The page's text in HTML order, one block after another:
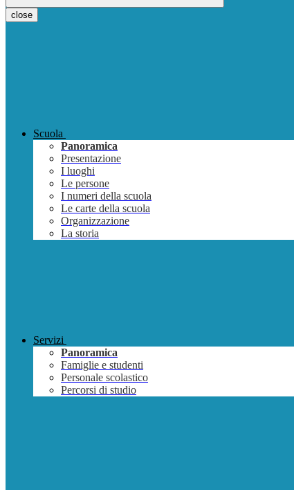
close
Scuola
Panoramica
Presentazione
I luoghi
Le persone
I numeri della scuola
Le carte della scuola
Organizzazione
La storia
Servizi
Panoramica
Famiglie e studenti
Personale scolastico
Percorsi di studio